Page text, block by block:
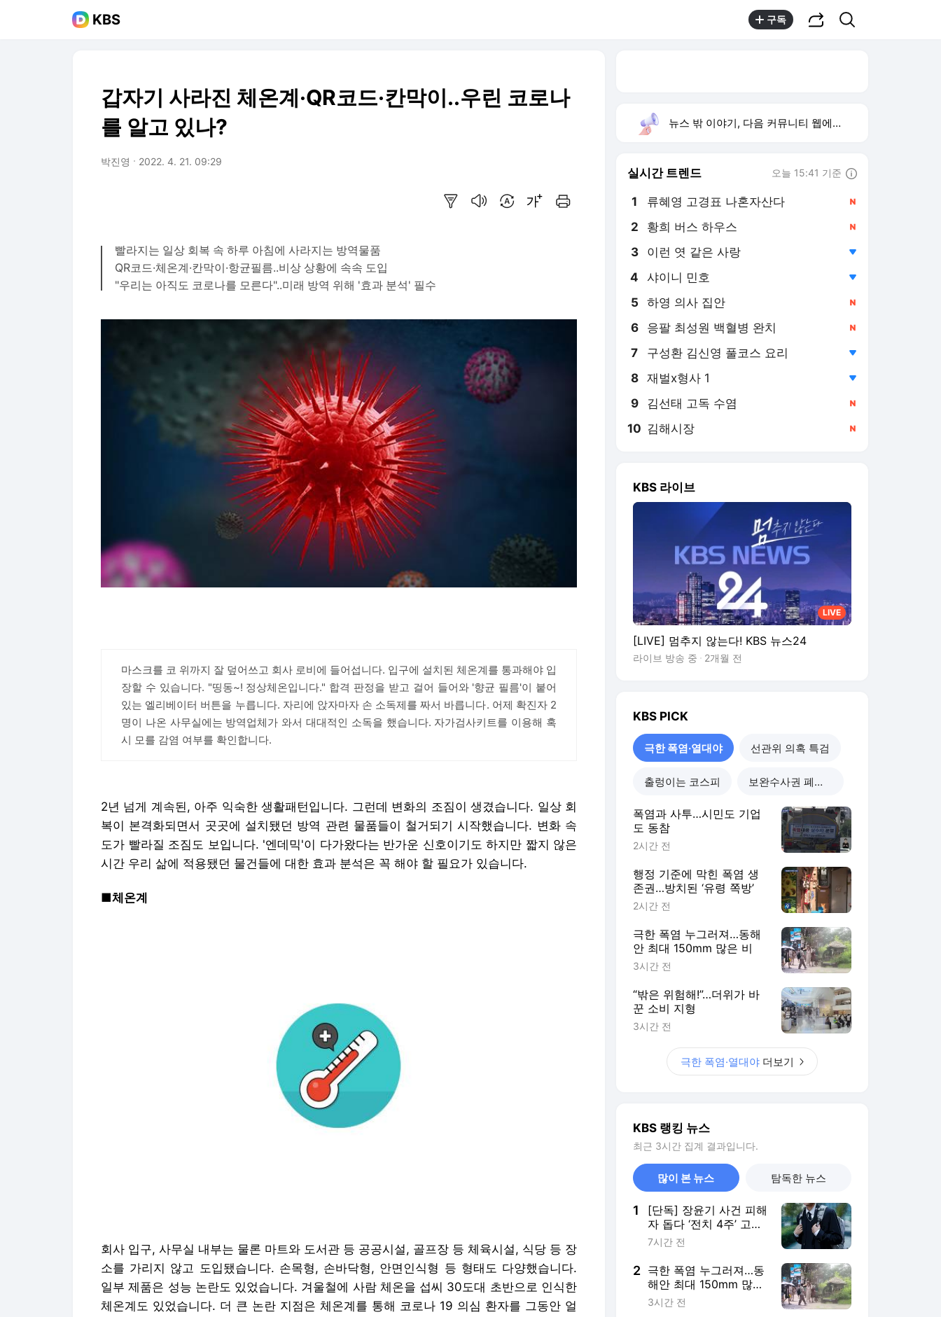
KBS 구독
갑자기 사라진 체온계·QR코드·칸막이..우린 코로나
를 알고 있나?
박진영 2022. 4. 21. 09:29
빨라지는 일상 회복 속 하루 아침에 사라지는 방역물품
QR코드·체온계·칸막이·항균필름..비상 상황에 속속 도입
"우리는 아직도 코로나를 모른다"..미래 방역 위해 '효과 분석' 필수
마스크를 코 위까지 잘 덮어쓰고 회사 로비에 들어섭니다. 입구에 설치된 체온계를 통과해야 입
장할 수 있습니다. "띵동~! 정상체온입니다." 합격 판정을 받고 걸어 들어와 '향균 필름'이 붙어
있는 엘리베이터 버튼을 누릅니다. 자리에 앉자마자 손 소독제를 짜서 바릅니다. 어제 확진자 2
명이 나온 사무실에는 방역업체가 와서 대대적인 소독을 했습니다. 자가검사키트를 이용해 혹
시 모를 감염 여부를 확인합니다.
2년 넘게 계속된, 아주 익숙한 생활패턴입니다. 그런데 변화의 조짐이 생겼습니다. 일상 회
복이 본격화되면서 곳곳에 설치됐던 방역 관련 물품들이 철거되기 시작했습니다. 변화 속
도가 빨라질 조짐도 보입니다. '엔데믹'이 다가왔다는 반가운 신호이기도 하지만 짧지 않은
시간 우리 삶에 적용됐던 물건들에 대한 효과 분석은 꼭 해야 할 필요가 있습니다.
■체온계
회사 입구, 사무실 내부는 물론 마트와 도서관 등 공공시설, 골프장 등 체육시설, 식당 등 장
소를 가리지 않고 도입됐습니다. 손목형, 손바닥형, 안면인식형 등 형태도 다양했습니다.
일부 제품은 성능 논란도 있었습니다. 겨울철에 사람 체온을 섭씨 30도대 초반으로 인식한
체온계도 있었습니다. 더 큰 논란 지점은 체온계를 통해 코로나 19 의심 환자를 그동안 얼
뉴스 밖 이야기, 다음 커뮤니티 웹에서 보기
실시간 트렌드 오늘 15:41 기준
1 류혜영 고경표 나혼자산다
2 황희 버스 하우스
3 이런 엿 같은 사랑
4 샤이니 민호
5 하영 의사 집안
6 응팔 최성원 백혈병 완치
7 구성환 김신영 풀코스 요리
8 재벌x형사 1
9 김선태 고독 수염
10 김해시장
KBS 라이브
LIVE
[LIVE] 멈추지 않는다! KBS 뉴스24
라이브 방송 중 2개월 전
KBS PICK
극한 폭염·열대야 선관위 의혹 특검
출렁이는 코스피 보완수사권 폐지 진통
폭염과 사투…시민도 기업
도 동참
2시간 전
행정 기준에 막힌 폭염 생
존권…방치된 ‘유령 쪽방’
2시간 전
극한 폭염 누그러져…동해
안 최대 150mm 많은 비
3시간 전
“밖은 위험해!”…더위가 바
꾼 소비 지형
3시간 전
극한 폭염·열대야 더보기
KBS 랭킹 뉴스
최근 3시간 집계 결과입니다.
많이 본 뉴스 탐독한 뉴스
1
[단독] 장윤기 사건 피해
자 돕다 ‘전치 4주’ 고교
생…80일 만에 의상자
인정
7시간 전
2 극한 폭염 누그러져…동
해안 최대 150mm 많은
비
3시간 전